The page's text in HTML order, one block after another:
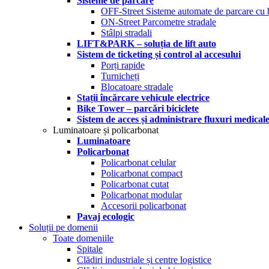
OFF-Street Sisteme automate de parcare cu
ON-Street Parcometre stradale
Stâlpi stradali
LIFT&PARK – soluția de lift auto
Sistem de ticketing și control al accesului
Porți rapide
Turnicheți
Blocatoare stradale
Stații încărcare vehicule electrice
Bike Tower – parcări biciclete
Sistem de acces și administrare fluxuri medicale
Luminatoare și policarbonat
Luminatoare
Policarbonat
Policarbonat celular
Policarbonat compact
Policarbonat cutat
Policarbonat modular
Accesorii policarbonat
Pavaj ecologic
Soluții pe domenii
Toate domeniile
Spitale
Clădiri industriale și centre logistice